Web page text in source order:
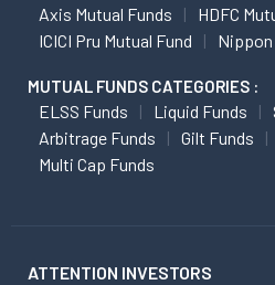
Axis Mutual Funds
HDFC
ICICI Pru Mutual Fund
Nippon
MUTUAL FUNDS CATEGORIES :
ELSS Funds Liquid Funds
Arbitrage Funds
Gilt Funds
Multi Cap Funds
ATTENTION INVESTORS